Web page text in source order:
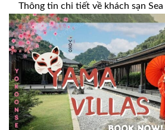
Thông tin chi tiết về khách sạn